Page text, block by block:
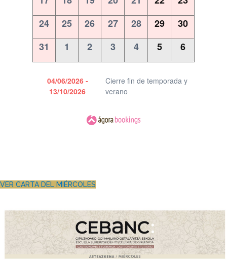
VER CARTA DEL MIÉRCOLES